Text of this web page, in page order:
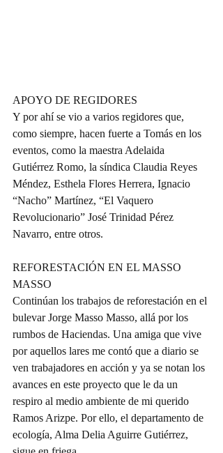
APOYO DE REGIDORES
Y por ahí se vio a varios regidores que,
como siempre, hacen fuerte a Tomás en los
eventos, como la maestra Adelaida
Gutiérrez Romo, la síndica Claudia Reyes
Méndez, Esthela Flores Herrera, Ignacio
“Nacho” Martínez, “El Vaquero
Revolucionario” José Trinidad Pérez
Navarro, entre otros.
REFORESTACIÓN EN EL MASSO
MASSO
Continúan los trabajos de reforestación en el
bulevar Jorge Masso Masso, allá por los
rumbos de Haciendas. Una amiga que vive
por aquellos lares me contó que a diario se
ven trabajadores en acción y ya se notan los
avances en este proyecto que le da un
respiro al medio ambiente de mi querido
Ramos Arizpe. Por ello, el departamento de
ecología, Alma Delia Aguirre Gutiérrez,